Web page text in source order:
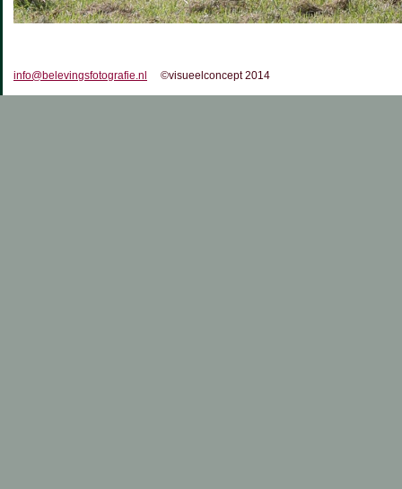
info@belevingsfotografie.nl ©visueelconcept 2014